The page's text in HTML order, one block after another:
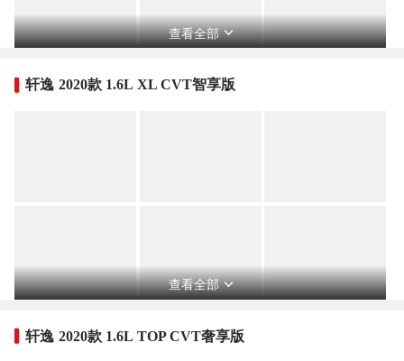
查看全部
轩逸 2020款 1.6L XL CVT智享版
查看全部
轩逸 2020款 1.6L TOP CVT奢享版